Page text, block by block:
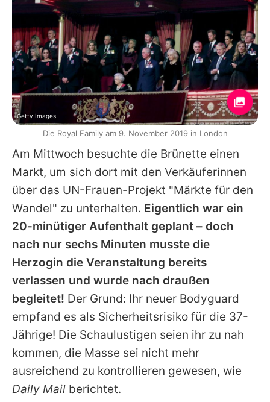
Am Mittwoch besuchte die Brünette einen
Markt, um sich dort mit den Verkäuferinnen
über das UN-Frauen-Projekt "Märkte für den
Wandel" zu unterhalten. Eigentlich war ein
20-minütiger Aufenthalt geplant – doch
nach nur sechs Minuten musste die
Herzogin die Veranstaltung bereits
verlassen und wurde nach draußen
begleitet! Der Grund: Ihr neuer Bodyguard
empfand es als Sicherheitsrisiko für die 37-
Jährige! Die Schaulustigen seien ihr zu nah
kommen, die Masse sei nicht mehr
ausreichend zu kontrollieren gewesen, wie
Daily Mail berichtet.
Getty Images
Die Royal Family am 9. November 2019 in London